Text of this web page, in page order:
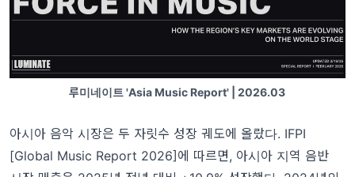
루미네이트 'Asia Music Report' | 2026.03
아시아 음악 시장은 두 자릿수 성장 궤도에 올랐다. IFPI
[Global Music Report 2026]에 따르면, 아시아 지역 음반